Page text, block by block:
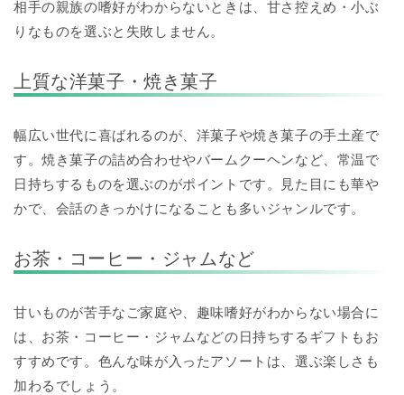
相手の親族の嗜好がわからないときは、甘さ控えめ・小ぶ
りなものを選ぶと失敗しません。
上質な洋菓子・焼き菓子
幅広い世代に喜ばれるのが、洋菓子や焼き菓子の手土産で
す。焼き菓子の詰め合わせやバームクーヘンなど、常温で
日持ちするものを選ぶのがポイントです。見た目にも華や
かで、会話のきっかけになることも多いジャンルです。
お茶・コーヒー・ジャムなど
甘いものが苦手なご家庭や、趣味嗜好がわからない場合に
は、お茶・コーヒー・ジャムなどの日持ちするギフトもお
すすめです。色んな味が入ったアソートは、選ぶ楽しさも
加わるでしょう。